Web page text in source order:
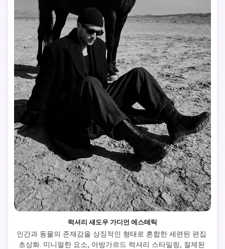
럭셔리 섀도우 가디언 에스테틱
인간과 동물의 존재감을 상징적인 형태로 혼합한 세련된 편집
초상화. 미니멀한 요소, 아방가르드 럭셔리 스타일링, 절제된